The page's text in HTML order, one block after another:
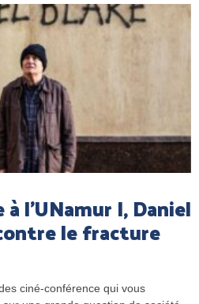
l’UNamur I, Daniel
le fracture
ciné-conférence qui vous